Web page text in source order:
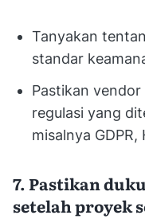
Tanyakan
standar
Pastikan
regulasi yang
misalnya GDPR,
7. Pastikan
setelah proyek